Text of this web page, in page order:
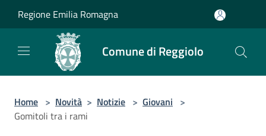
Regione Emilia Romagna
Comune di Reggiolo
Home > Novità > Notizie > Giovani >
Gomitoli tra i rami